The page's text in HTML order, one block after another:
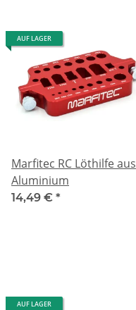
AUF LAGER
Marfitec RC Löthilfe aus
Aluminium
14,49 € *
AUF LAGER